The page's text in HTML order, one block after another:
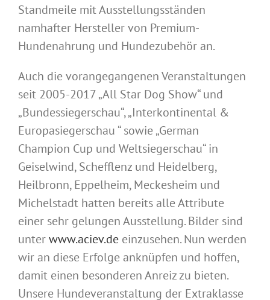
Standmeile mit Ausstellungsständen
namhafter Hersteller von Premium-
Hundenahrung und Hundezubehör an.
Auch die vorangegangenen Veranstaltungen
seit 2005-2017 „All Star Dog Show“ und
„Bundessiegerschau“, „Interkontinental &
Europasiegerschau “ sowie „German
Champion Cup und Weltsiegerschau“ in
Geiselwind, Schefflenz und Heidelberg,
Heilbronn, Eppelheim, Meckesheim und
Michelstadt hatten bereits alle Attribute
einer sehr gelungen Ausstellung. Bilder sind
unterwww.aciev.de einzusehen. Nun werden
wir an diese Erfolge anknüpfen und hoffen,
damit einen besonderen Anreiz zu bieten.
Unsere Hundeveranstaltung der Extraklasse